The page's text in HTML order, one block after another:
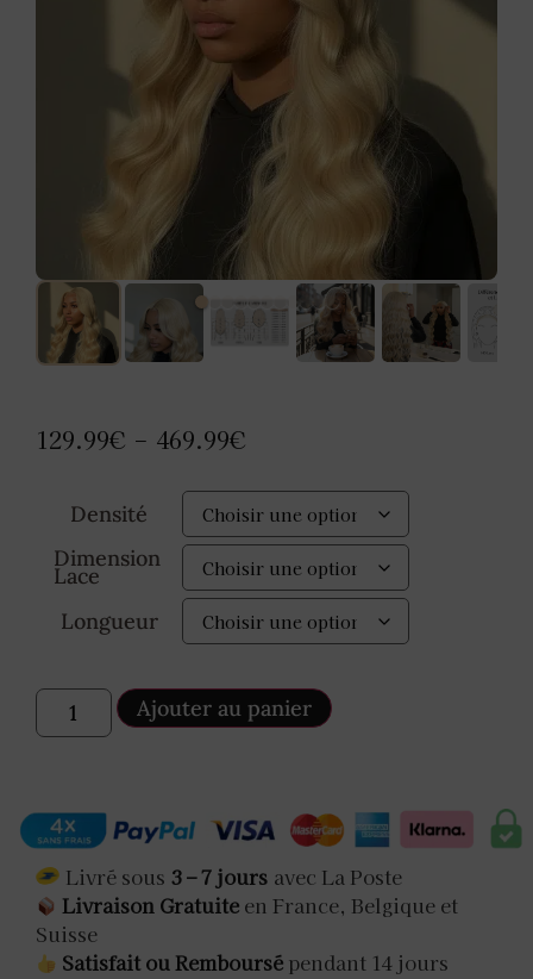
129.99€ – 469.99€
Densité
Dimension
Lace
Longueur
Ajouter au panier
Livré sous 3 – 7 jours avec La Poste
Livraison Gratuite en France, Belgique et
Suisse
Satisfait ou Remboursé pendant 14 jours